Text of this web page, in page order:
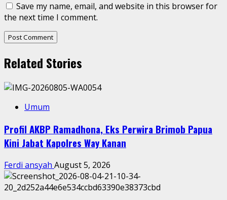
Save my name, email, and website in this browser for
the next time I comment.
Related Stories
Umum
Profil AKBP Ramadhona, Eks Perwira Brimob Papua
Kini Jabat Kapolres Way Kanan
Ferdi ansyah August 5, 2026